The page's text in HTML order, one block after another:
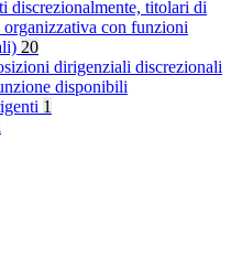
discrezionalmente, titolari di
organizzativa con funzioni
20
dirigenziali discrezionali
disponibili
1